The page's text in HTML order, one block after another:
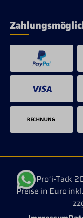
© Profi-Tack
Preise in Euro